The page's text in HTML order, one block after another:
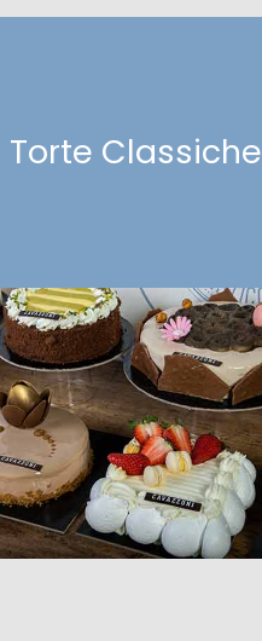
Torte Classiche